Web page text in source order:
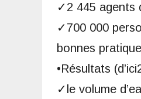
✓2 445 agents
✓700 000
bonnes
•Résultats
✓le volume